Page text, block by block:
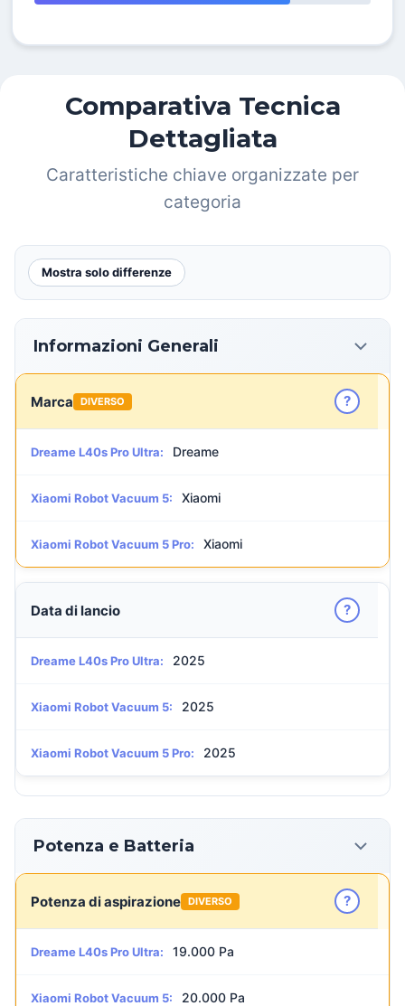
Comparativa Tecnica
Dettagliata
Caratteristiche chiave organizzate per
categoria
Mostra solo differenze
Informazioni Generali
Marca DIVERSO ?
Dreame L40s Pro Ultra: Dreame
Xiaomi Robot Vacuum 5: Xiaomi
Xiaomi Robot Vacuum 5 Pro: Xiaomi
Data di lancio ?
Dreame L40s Pro Ultra: 2025
Xiaomi Robot Vacuum 5: 2025
Xiaomi Robot Vacuum 5 Pro: 2025
Potenza e Batteria
Potenza di aspirazione DIVERSO ?
Dreame L40s Pro Ultra: 19.000 Pa
Xiaomi Robot Vacuum 5: 20.000 Pa